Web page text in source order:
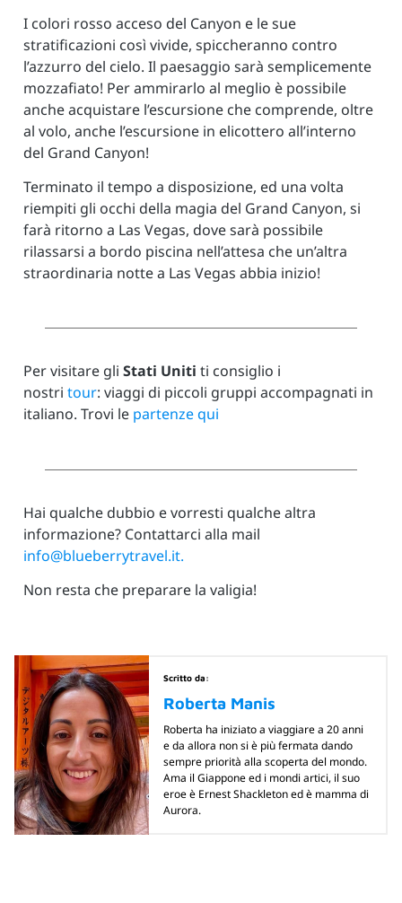
I colori rosso acceso del Canyon e le sue
stratificazioni così vivide, spiccheranno contro
l’azzurro del cielo. Il paesaggio sarà semplicemente
mozzafiato! Per ammirarlo al meglio è possibile
anche acquistare l’escursione che comprende, oltre
al volo, anche l’escursione in elicottero all’interno
del Grand Canyon!
Terminato il tempo a disposizione, ed una volta
riempiti gli occhi della magia del Grand Canyon, si
farà ritorno a Las Vegas, dove sarà possibile
rilassarsi a bordo piscina nell’attesa che un’altra
straordinaria notte a Las Vegas abbia inizio!
Per visitare gli Stati Uniti ti consiglio i
nostri tour: viaggi di piccoli gruppi accompagnati in
italiano. Trovi le partenze qui
Hai qualche dubbio e vorresti qualche altra
informazione? Contattarci alla mail
info@blueberrytravel.it.
Non resta che preparare la valigia!
Scritto da:
Roberta Manis
Roberta ha iniziato a viaggiare a 20 anni
e da allora non si è più fermata dando
sempre priorità alla scoperta del mondo.
Ama il Giappone ed i mondi artici, il suo
eroe è Ernest Shackleton ed è mamma di
Aurora.